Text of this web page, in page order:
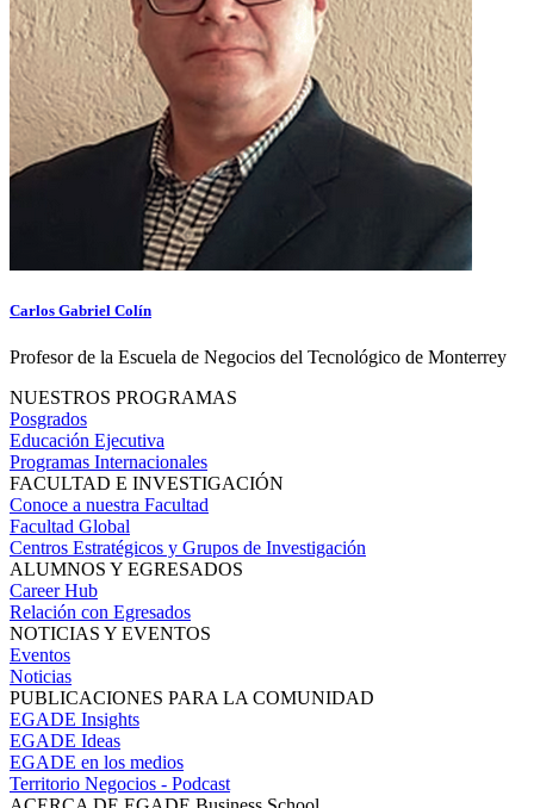
Carlos Gabriel Colín
Profesor de la Escuela de Negocios del Tecnológico de Monterrey
NUESTROS PROGRAMAS
Posgrados
Educación Ejecutiva
Programas Internacionales
FACULTAD E INVESTIGACIÓN
Conoce a nuestra Facultad
Facultad Global
Centros Estratégicos y Grupos de Investigación
ALUMNOS Y EGRESADOS
Career Hub
Relación con Egresados
NOTICIAS Y EVENTOS
Eventos
Noticias
PUBLICACIONES PARA LA COMUNIDAD
EGADE Insights
EGADE Ideas
EGADE en los medios
Territorio Negocios - Podcast